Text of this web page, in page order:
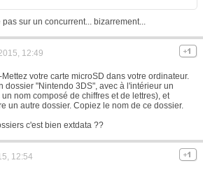
sur un concurrent... bizarrement...
12:49
votre carte microSD dans votre ordinateur.
dossier "Nintendo 3DS", avec à l'intérieur un
nom composé de chiffres et de lettres), et
un autre dossier. Copiez le nom de ce dossier.
c'est bien extdata ??
12:54